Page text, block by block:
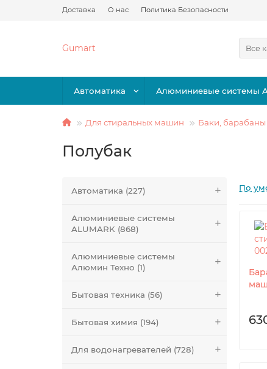
Доставка О нас Политика Безопасности
Gumart Все
Автоматика Алюминиевые системы
Для стиральных машин Баки, барабаны
Полубак
Автоматика (227)
Алюминиевые системы
ALUMARK (868)
Алюминиевые системы
Алюмин Техно (1)
Бытовая техника (56)
Бытовая химия (194)
Для водонагревателей (728)
По